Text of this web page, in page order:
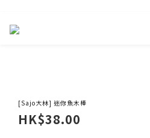
[Sajo大林] 迷你魚木棒
HK$38.00